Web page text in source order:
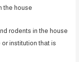
the house.
rodents in the house
institution that is